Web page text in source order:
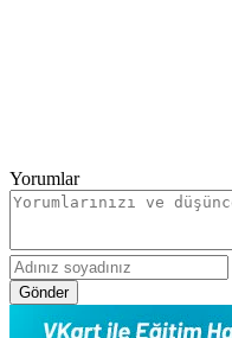
Yorumlar
Gönder